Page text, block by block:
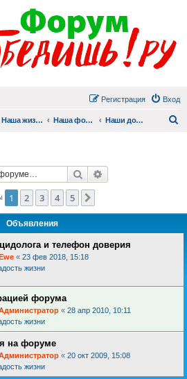
Вход
Регистрация
Наша жизнь (не всё же о суициде!) Наша фотогалерея Наши дороги
Поиск
1 2 3 4 5
Объявления
и телефон доверия
« 23 фев 2018, 15:18
жизни
форума
« 28 апр 2010, 10:11
жизни
на форуме
« 20 окт 2009, 15:08
жизни